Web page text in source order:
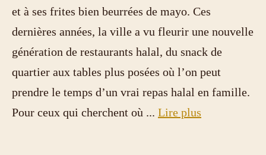
et à ses frites bien beurrées de mayo. Ces
dernières années, la ville a vu fleurir une nouvelle
génération de restaurants halal, du snack de
quartier aux tables plus posées où l’on peut
prendre le temps d’un vrai repas halal en famille.
Pour ceux qui cherchent où ... Lire plus